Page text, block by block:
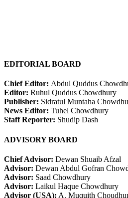
EDITORIAL BOARD
Chief Editor: Abdul Quddus
Editor: Ruhul Quddus Chowdhury
Publisher: Sidratul Muntaha
News Editor: Tuhel Chowdhury
Staff Reporter: Shudip Dash
ADVISORY BOARD
Chief Advisor: Dewan Shuaib Afzal
Advisor: Dewan Abdul Gofran
Advisor: Saad Chowdhury
Advisor: Laikul Haque Chowdhury
Advisor (USA): A. Muquith